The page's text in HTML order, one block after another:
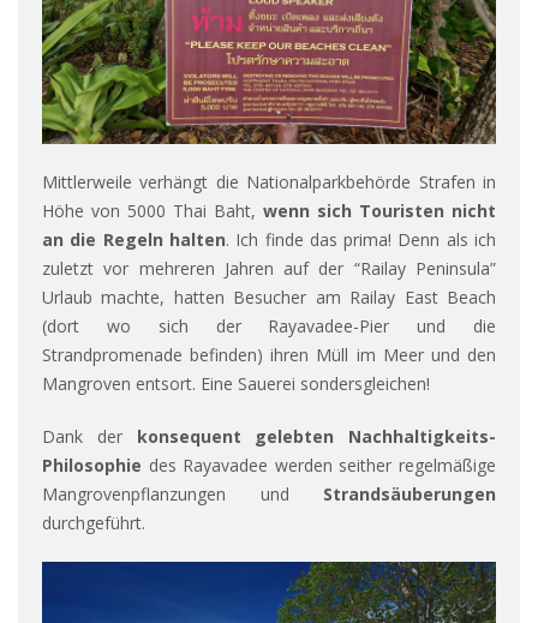
Mittlerweile verhängt die Nationalparkbehörde Strafen in
Höhe von 5000 Thai Baht, wenn sich Touristen nicht
an die Regeln halten. Ich finde das prima! Denn als ich
zuletzt vor mehreren Jahren auf der “Railay Peninsula”
Urlaub machte, hatten Besucher am Railay East Beach
(dort wo sich der Rayavadee-Pier und die
Strandpromenade befinden) ihren Müll im Meer und den
Mangroven entsort. Eine Sauerei sondersgleichen!
Dank der konsequent gelebten Nachhaltigkeits-
Philosophie des Rayavadee werden seither regelmäßige
Mangrovenpflanzungen und Strandsäuberungen
durchgeführt.